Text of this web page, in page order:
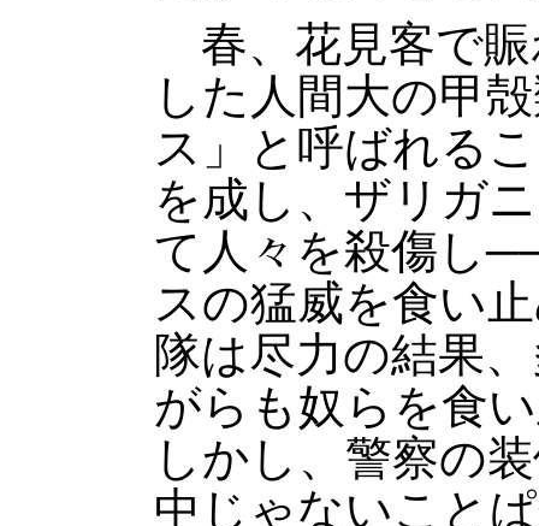
春、花見客で賑
した人間大の甲
ス」と呼ばれる
を成し、ザリガ
て人々を殺傷し
スの猛威を食い
隊は尽力の結果
がらも奴らを食
しかし、警察の
中じゃないこと